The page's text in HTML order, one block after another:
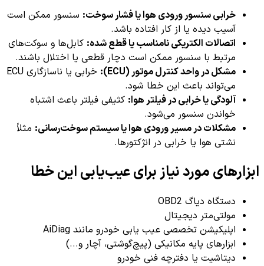
خرابی سنسور ورودی هوا یا فشار سوخت: سنسور ممکن است
آسیب دیده یا از کار افتاده باشد.
اتصالات الکتریکی نامناسب یا قطع شده: کابل‌ها و سوکت‌های
مرتبط با سنسور ممکن است دچار قطعی یا اختلال باشند.
مشکل در واحد کنترل موتور (ECU):
خرابی یا ناسازگاری ECU
می‌تواند باعث این خطا شود.
آلودگی یا خرابی در فیلتر هوا: کثیفی فیلتر باعث اشتباه
خواندن سنسور می‌شود.
مشکلات در مسیر ورودی هوا یا سیستم سوخت‌رسانی: مثلاً
نشتی هوا یا خرابی در انژکتورها.
ابزارهای مورد نیاز برای عیب‌یابی این خطا
دستگاه دیاگ OBD2
مولتی‌متر دیجیتال
اپلیکیشن تخصصی عیب یابی خودرو مانند AiDiag
ابزارهای پایه مکانیکی (پیچ‌گوشتی، آچار و...)
دیتاشیت یا دفترچه فنی خودرو